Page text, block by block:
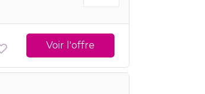
Voir l'offre